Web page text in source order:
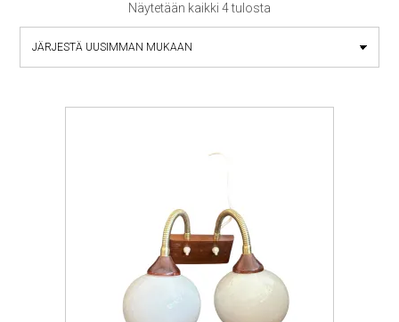
Näytetään kaikki 4 tulosta
by